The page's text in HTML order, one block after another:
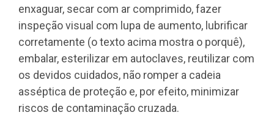
enxaguar, secar com ar comprimido, fazer
inspeção visual com lupa de aumento, lubrificar
corretamente (o texto acima mostra o porquê),
embalar, esterilizar em autoclaves, reutilizar com
os devidos cuidados, não romper a cadeia
asséptica de proteção e, por efeito, minimizar
riscos de contaminação cruzada.